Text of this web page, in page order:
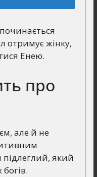
отримує жінку,
Енею.
про
але й не
підлеглий, який